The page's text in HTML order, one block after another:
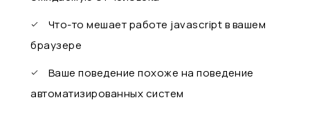
Что-то мешает работе javascript в вашем
браузере
Ваше поведение похоже на поведение
автоматизированных систем